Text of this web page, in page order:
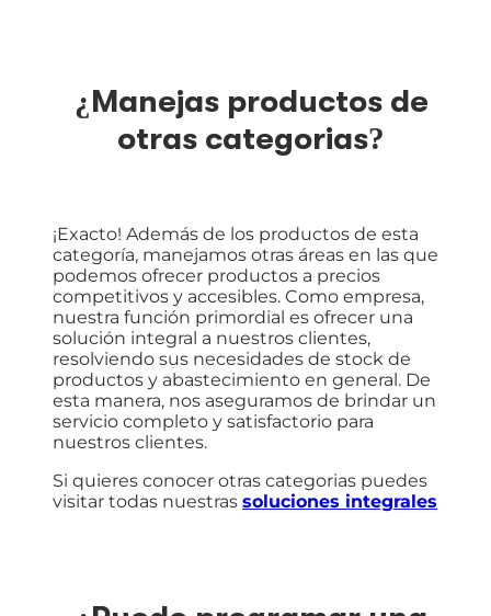
¿Manejas productos de
otras categorias?
¡Exacto! Además de los productos de esta
categoría, manejamos otras áreas en las que
podemos ofrecer productos a precios
competitivos y accesibles. Como empresa,
nuestra función primordial es ofrecer una
solución integral a nuestros clientes,
resolviendo sus necesidades de stock de
productos y abastecimiento en general. De
esta manera, nos aseguramos de brindar un
servicio completo y satisfactorio para
nuestros clientes.
Si quieres conocer otras categorias puedes
visitar todas nuestras soluciones integrales